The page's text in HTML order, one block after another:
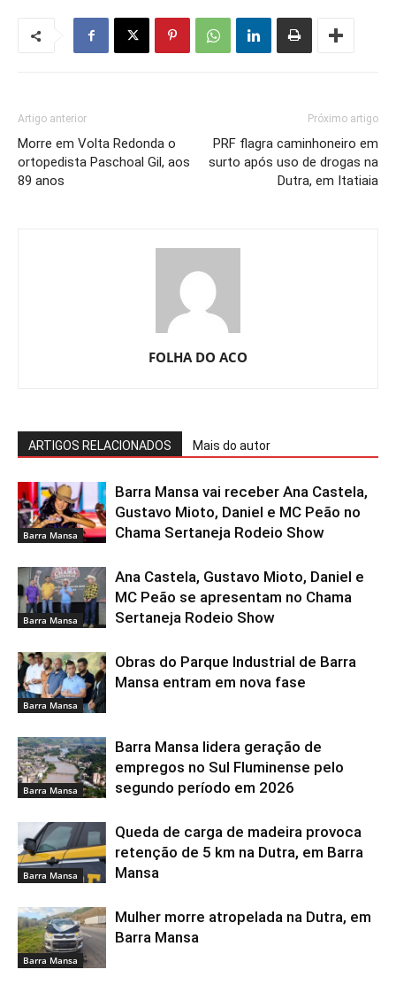
Artigo anterior
Morre em Volta Redonda o
ortopedista Paschoal Gil, aos
89 anos
Próximo artigo
PRF flagra caminhoneiro em
surto após uso de drogas na
Dutra, em Itatiaia
FOLHA DO ACO
ARTIGOS RELACIONADOS Mais do autor
Barra Mansa
Barra Mansa vai receber Ana Castela,
Gustavo Mioto, Daniel e MC Peão no
Chama Sertaneja Rodeio Show
Barra Mansa
Ana Castela, Gustavo Mioto, Daniel e
MC Peão se apresentam no Chama
Sertaneja Rodeio Show
Barra Mansa
Obras do Parque Industrial de Barra
Mansa entram em nova fase
Barra Mansa
Barra Mansa lidera geração de
empregos no Sul Fluminense pelo
segundo período em 2026
Barra Mansa
Queda de carga de madeira provoca
retenção de 5 km na Dutra, em Barra
Mansa
Barra Mansa
Mulher morre atropelada na Dutra, em
Barra Mansa